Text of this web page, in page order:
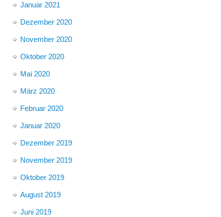
Januar 2021
Dezember 2020
November 2020
Oktober 2020
Mai 2020
März 2020
Februar 2020
Januar 2020
Dezember 2019
November 2019
Oktober 2019
August 2019
Juni 2019